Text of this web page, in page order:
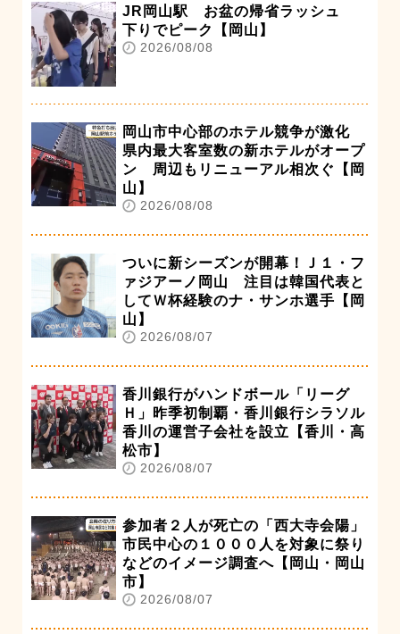
JR岡山駅 お盆の帰省ラッシュ
下りでピーク【岡山】
2026/08/08
岡山市中心部のホテル競争が激化
県内最大客室数の新ホテルがオープ
ン 周辺もリニューアル相次ぐ【岡
山】
2026/08/08
ついに新シーズンが開幕！Ｊ１・フ
ァジアーノ岡山 注目は韓国代表と
してＷ杯経験のナ・サンホ選手【岡
山】
2026/08/07
香川銀行がハンドボール「リーグ
Ｈ」昨季初制覇・香川銀行シラソル
香川の運営子会社を設立【香川・高
松市】
2026/08/07
参加者２人が死亡の「西大寺会陽」
市民中心の１０００人を対象に祭り
などのイメージ調査へ【岡山・岡山
市】
2026/08/07